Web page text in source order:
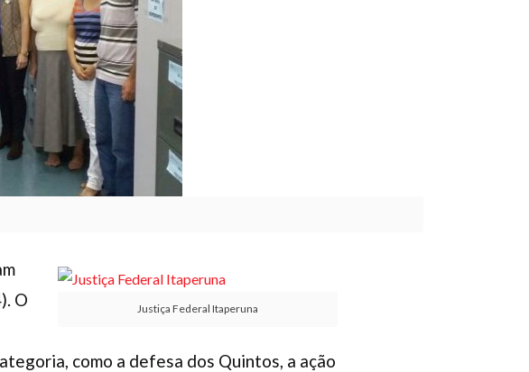
Justiça Federal Itaperuna
O
como a defesa dos Quintos, a ação